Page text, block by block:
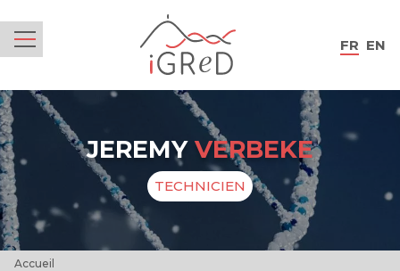
FR EN
JEREMY VERBEKE
TECHNICIEN
Accueil